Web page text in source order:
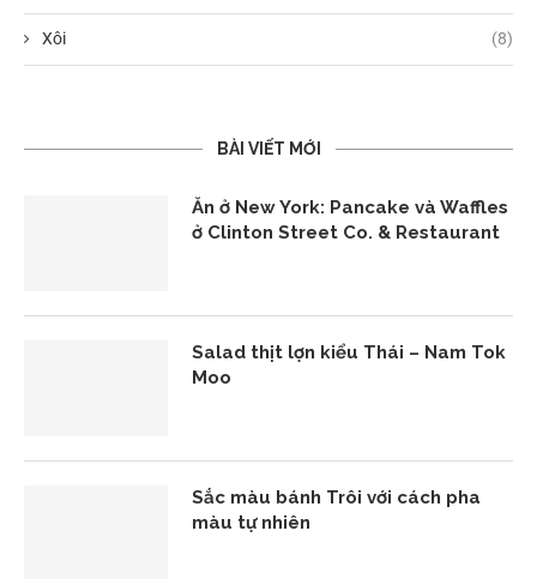
Xôi (8)
BÀI VIẾT MỚI
Ăn ở New York: Pancake và Waffles
ở Clinton Street Co. & Restaurant
Salad thịt lợn kiểu Thái – Nam Tok
Moo
Sắc màu bánh Trôi với cách pha
màu tự nhiên